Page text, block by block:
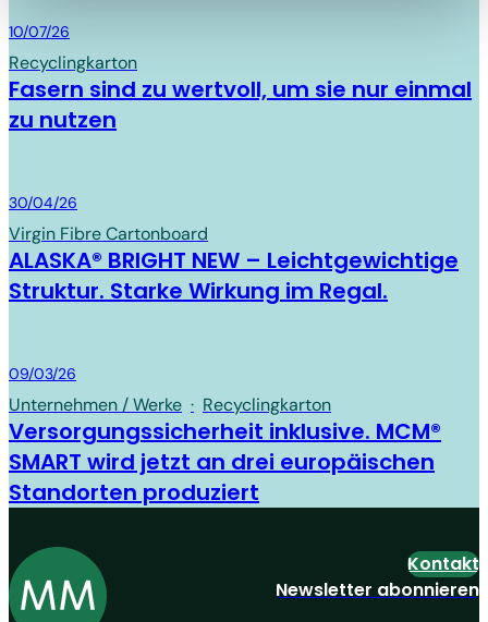
Board & Paper
10/07/26
Recycling­karton
Fasern sind zu wertvoll, um sie nur einmal
zu nutzen
Board & Paper
30/04/26
Virgin Fibre Cartonboard
ALASKA® BRIGHT NEW – Leichtgewichtige
Struktur. Starke Wirkung im Regal.
Board & Paper
09/03/26
Unternehmen / Werke · Recycling­karton
Versorgungssicherheit inklusive. MCM®
SMART wird jetzt an drei europäischen
Standorten produziert
Kontakt
Newsletter abonnieren